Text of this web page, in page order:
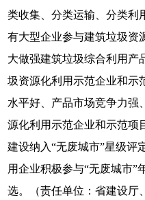
类收集、分类运输、分类利
有大型企业参与建筑垃圾资
大做强建筑垃圾综合利用产
圾资源化利用示范企业和示
水平好、产品市场竞争力强
源化利用示范企业和示范项
建设纳入“无废城市”星级评
用企业积极参与“无废城市”
选。（责任单位：省建设厅